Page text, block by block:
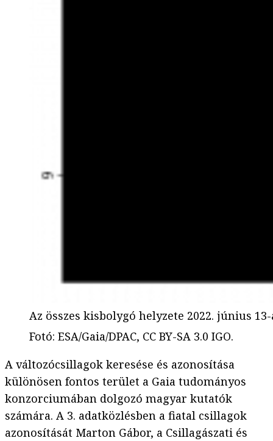
Az összes kisbolygó helyzete 2022. június
Fotó: ESA/Gaia/DPAC, CC BY-SA 3.0 IGO.
A változócsillagok keresése és azonosítása
különösen fontos terület a Gaia tudományos
konzorciumában dolgozó magyar kutatók
számára. A 3. adatközlésben a fiatal csillagok
azonosítását Marton Gábor, a Csillagászati és